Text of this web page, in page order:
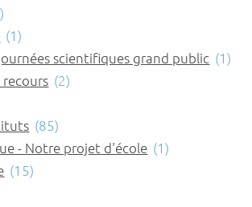
(1)
scientifiques grand public (1)
(2)
(85)
- Notre projet d'école (1)
(15)